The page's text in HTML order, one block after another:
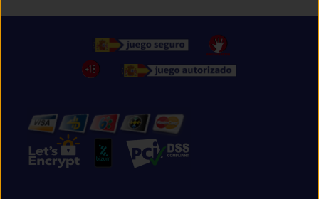
Próximamente te anunciaremos que puedes hacer
Pero recuerda, con cada compra ya estás donando!